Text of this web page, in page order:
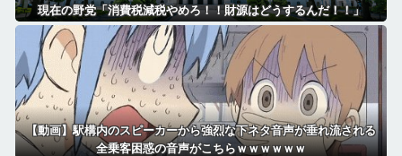
現在の野党「消費税減税やめろ！！財源はどうするんだ！！」
【動画】駅構内のスピーカーから強烈な下ネタ音声が垂れ流される
全乗客困惑の音声がこちらｗｗｗｗｗｗ